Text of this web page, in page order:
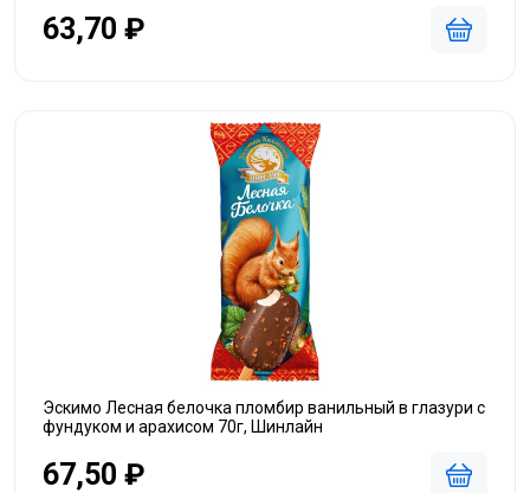
63,70 ₽
Эскимо Лесная белочка пломбир ванильный в глазури с
фундуком и арахисом 70г, Шинлайн
67,50 ₽